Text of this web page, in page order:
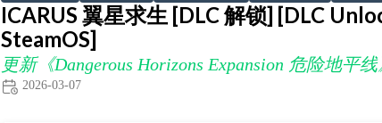
ICARUS 翼星求生 [DLC 解锁] [DLC
SteamOS]
更新《Dangerous Horizons Expansion 危险地平
2026-03-07